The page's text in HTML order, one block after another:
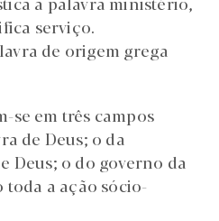
serviço.
de origem grega
se em três campos
de Deus; o da
Deus; o do governo da
a ação sócio-